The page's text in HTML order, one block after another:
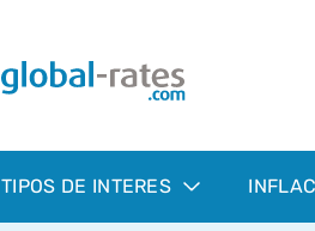
TIPOS DE INTERES